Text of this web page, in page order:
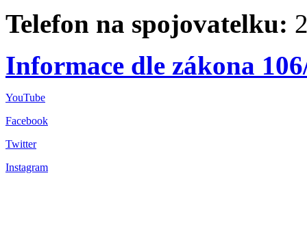
Telefon na spojovatelku:
Informace dle zákona
YouTube
Facebook
Twitter
Instagram